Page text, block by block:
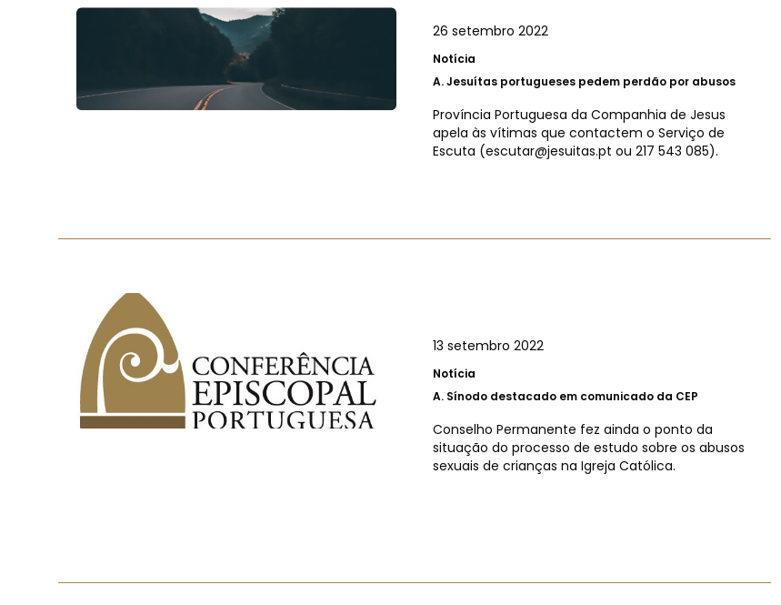
26 setembro 2022
Notícia
A.Jesuítas portugueses pedem perdão por abusos
Província Portuguesa da Companhia de Jesus
apela às vítimas que contactem o Serviço de
Escuta (escutar@jesuitas.pt ou 217 543 085).
13 setembro 2022
Notícia
A. Sínodo destacado em comunicado da CEP
Conselho Permanente fez ainda o ponto da
situação do processo de estudo sobre os abusos
sexuais de crianças na Igreja Católica.